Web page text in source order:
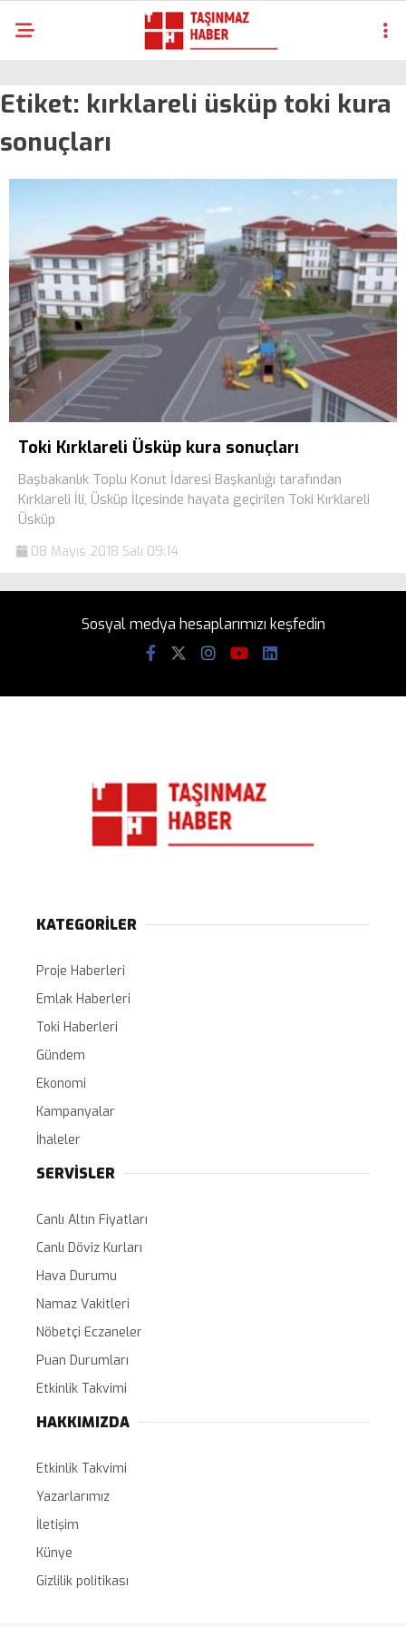
Etiket: kırklareli üsküp toki kura
sonuçları
Toki Kırklareli Üsküp kura sonuçları
Başbakanlık Toplu Konut İdaresi Başkanlığı tarafından
Kırklareli İli, Üsküp İlçesinde hayata geçirilen Toki Kırklareli
Üsküp
08 Mayıs 2018 Salı 09:14
Sosyal medya hesaplarımızı keşfedin
KATEGORİLER
Proje Haberleri
Emlak Haberleri
Toki Haberleri
Gündem
Ekonomi
Kampanyalar
İhaleler
SERVİSLER
Canlı Altın Fiyatları
Canlı Döviz Kurları
Hava Durumu
Namaz Vakitleri
Nöbetçi Eczaneler
Puan Durumları
Etkinlik Takvimi
HAKKIMIZDA
Etkinlik Takvimi
Yazarlarımız
İletişim
Künye
Gizlilik politikası